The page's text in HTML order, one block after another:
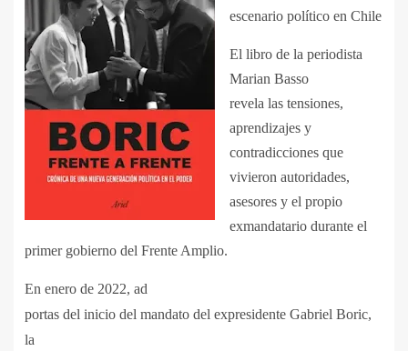
escenario político en Chile
El libro de la periodista
Marian Basso
revela las tensiones,
aprendizajes y
contradicciones que
vivieron autoridades,
asesores y el propio
exmandatario durante el
primer gobierno del Frente Amplio.
En enero de 2022, ad
portas del inicio del mandato del expresidente Gabriel Boric,
la